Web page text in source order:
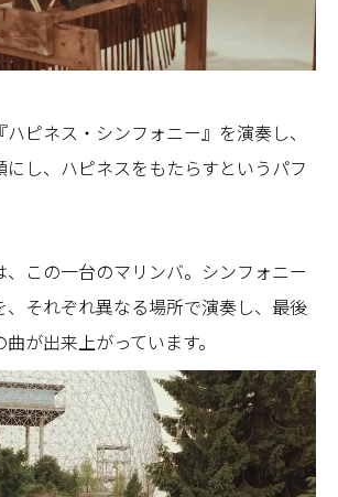
ピネス・シンフォニー』を演奏し、
にし、ハピネスをもたらすというパフ
、この一台のマリンバ。シンフォニー
、それぞれ異なる場所で演奏し、最後
が出来上がっています。